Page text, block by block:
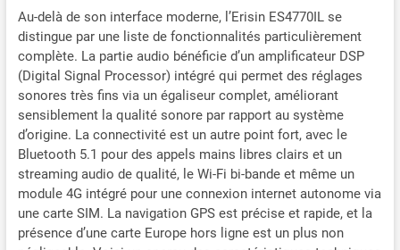
volant, permettant de
contrôler facilement et en
toute sécurité la musique, le
volume et les appels
pendant la conduite. La
navigation GPS prend en
charge les cartes en ligne et
hors ligne via des
applications comme Waze,
Sygic et Google Maps,
même en écoutant la
musique ou la radio. Le
Bluetooth 5.1 intégré
Au-delà de son interface moderne, l’Erisin ES4770IL se
distingue par une liste de fonctionnalités particulièrement
complète. La partie audio bénéficie d’un amplificateur DSP
(Digital Signal Processor) intégré qui permet des réglages
sonores très fins via un égaliseur complet, améliorant
sensiblement la qualité sonore par rapport au système
d’origine. La connectivité est un autre point fort, avec le
Bluetooth 5.1 pour des appels mains libres clairs et un
streaming audio de qualité, le Wi-Fi bi-bande et même un
module 4G intégré pour une connexion internet autonome via
une carte SIM. La navigation GPS est précise et rapide, et la
présence d’une carte Europe hors ligne est un plus non